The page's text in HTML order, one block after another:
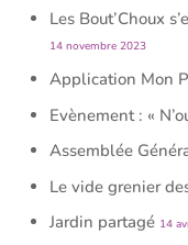
Les Bout’Choux
14 novembre 2023
Application Mon
Evènement : «
Assemblée
Le vide grenier
Jardin partagé 14